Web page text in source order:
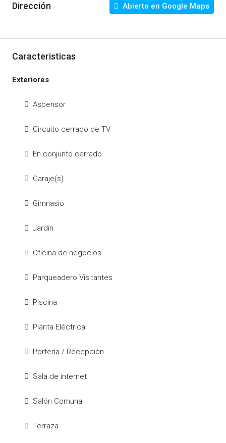
Dirección Abierto en Google Maps
Caracteristicas
Exteriores
Ascensor
Circuito cerrado de TV
En conjunto cerrado
Garaje(s)
Gimnasio
Jardín
Oficina de negocios
Parqueadero Visitantes
Piscina
Planta Eléctrica
Portería / Recepción
Sala de internet
Salón Comunal
Terraza